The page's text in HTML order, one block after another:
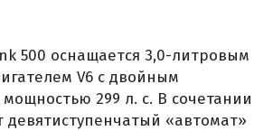
500 оснащается 3,0-литровым
V6 с двойным
299 л. с. В сочетании
«автомат»